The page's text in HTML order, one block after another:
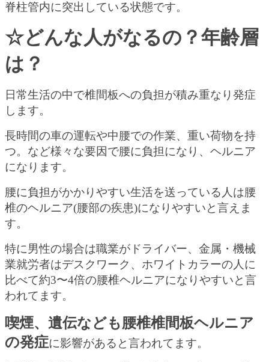
脊柱管内に突出している状態です。
☆どんな人がなるの？年齢層
は？
日常生活の中で椎間板への負担が積み重なり発症
します。
長時間の車の運転や中腰での作業、重い荷物を持
つ。など様々な要因で腰に負担になり、ヘルニア
になります。
腰に負担がかかりやすい生活を送っている人は腰
椎のヘルニア(腰部の疾患)になりやすいと言えま
す。
特に男性の場合は職業がドライバー、金属・機械
業就労者はデスクワーク、ホワイトカラーの人に
比べて約3〜4倍の腰椎ヘルニアになりやすいと言
われてます。
喫煙、遺伝なども腰椎椎間板ヘルニア
の発症に影響があると言われてます。